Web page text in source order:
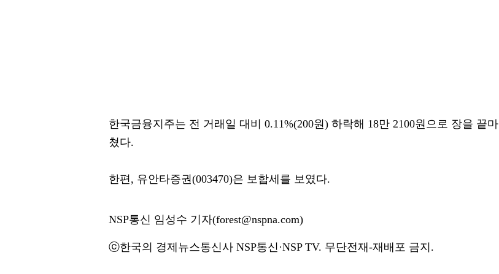
한국금융지주는 전 거래일 대비 0.11%(200원) 하락해 18만 2100원으로 장을 끝마
쳤다.
한편, 유안타증권(003470)은 보합세를 보였다.
NSP통신 임성수 기자(forest@nspna.com)
ⓒ한국의 경제뉴스통신사 NSP통신·NSP TV. 무단전재-재배포 금지.